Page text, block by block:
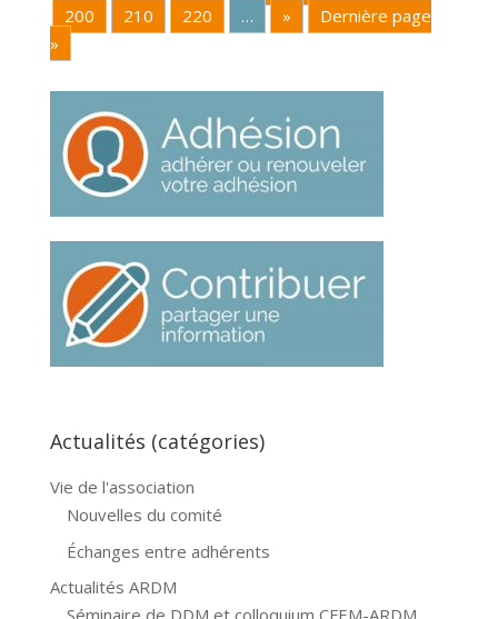
200
210 220 … »
Dernière page
»
Actualités (catégories)
Vie de l'association
Nouvelles du comité
Échanges entre adhérents
Actualités ARDM